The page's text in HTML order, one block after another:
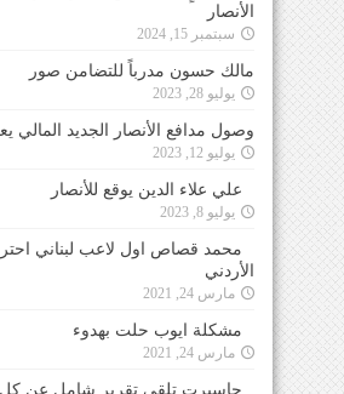
الأنصار
سبتمبر 15, 2024
مالك حسون مدرباً للتضامن صور
يوليو 28, 2023
وصول مدافع الأنصار الجديد المالي
يوليو 12, 2023
علي علاء الدين يوقع للأنصار
يوليو 8, 2023
محمد قصاص اول لاعب لبناني
الأردني
مارس 24, 2021
مشكلة ايوب حلت بهدوء
مارس 24, 2021
جاسبرت تلقى تقرير شامل عن كل